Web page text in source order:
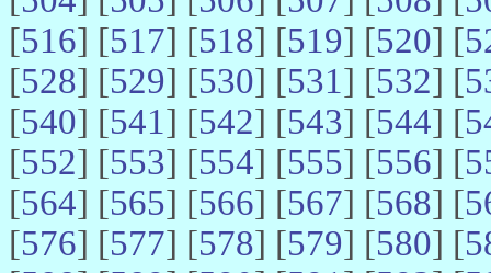
[516] [517] [518] [519] [520] [
[528] [529] [530] [531] [532] [
[540] [541] [542] [543] [544] [
[552] [553] [554] [555] [556] [
[564] [565] [566] [567] [568] [
[576] [577] [578] [579] [580] [